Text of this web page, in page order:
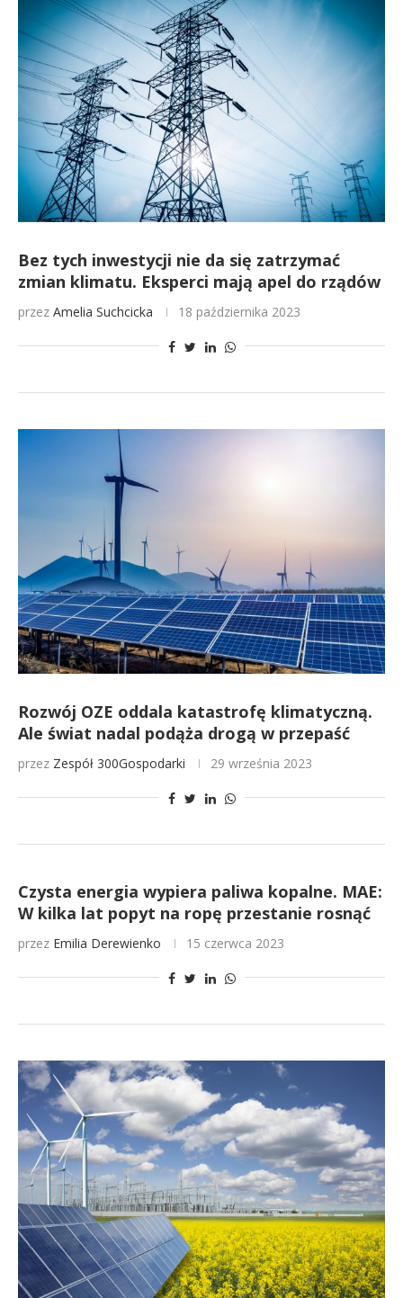
Bez tych inwestycji nie da się zatrzymać
zmian klimatu. Eksperci mają apel do rządów
przez Amelia Suchcicka 18 października 2023
Rozwój OZE oddala katastrofę klimatyczną.
Ale świat nadal podąża drogą w przepaść
przez Zespół 300Gospodarki 29 września 2023
Czysta energia wypiera paliwa kopalne. MAE:
W kilka lat popyt na ropę przestanie rosnąć
przez Emilia Derewienko 15 czerwca 2023